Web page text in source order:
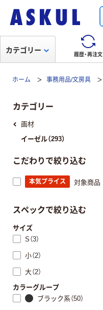
履歴・再注文
カテゴリー
ホーム 事務用品/文房具
カテゴリー
画材
イーゼル（293）
こだわりで絞り込む
本気プライス 対象商品
スペックで絞り込む
サイズ
S（3）
小（2）
大（2）
カラーグループ
ブラック系（50）